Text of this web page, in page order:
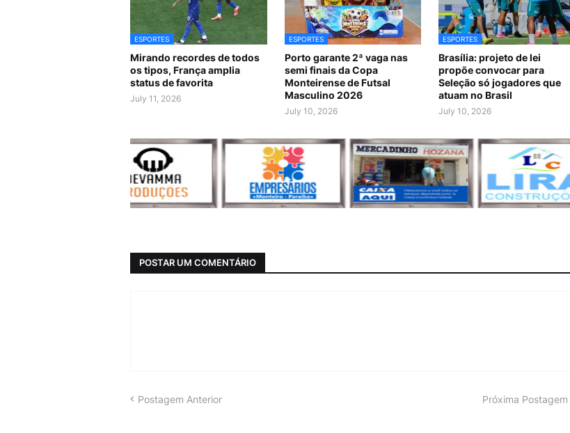
ESPORTES
Mirando recordes de todos
os tipos, França amplia
status de favorita
July 11, 2026
ESPORTES
Porto garante 2ª vaga nas
semi finais da Copa
Monteirense de Futsal
Masculino 2026
July 10, 2026
ESPORTES
Brasília: projeto de lei
propõe convocar para
Seleção só jogadores que
atuam no Brasil
July 10, 2026
POSTAR UM COMENTÁRIO
Postagem Anterior Próxima Postagem